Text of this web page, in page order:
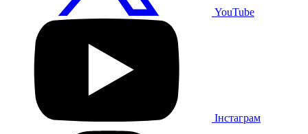
YouTube
Інстаграм